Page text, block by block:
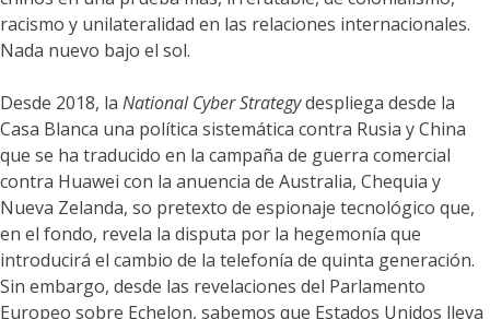
racismo y unilateralidad en las relaciones internacionales.
Nada nuevo bajo el sol.
Desde 2018, la National Cyber Strategydespliega desde la
Casa Blanca una política sistemática contra Rusia y China
que se ha traducido en la campaña de guerra comercial
contra Huawei con la anuencia de Australia, Chequia y
Nueva Zelanda, so pretexto de espionaje tecnológico que,
en el fondo, revela la disputa por la hegemonía que
introducirá el cambio de la telefonía de quinta generación.
Sin embargo, desde las revelaciones del Parlamento
Europeo sobre Echelon, sabemos que Estados Unidos lleva